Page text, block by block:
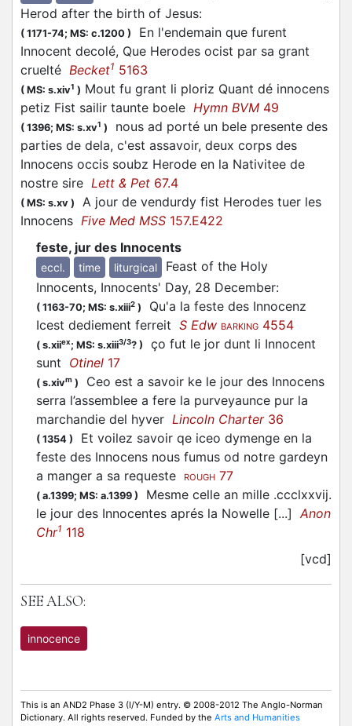
Herod after the birth of Jesus:
( 1171-74; MS: c.1200 )
En l'endemain que furent
Innocent decolé, Que Herodes ocist par sa grant
cruelté Becket1 5163
( MS: s.xiv1 ) Mout fu grant li ploriz Quant dé innocens
petiz Fist sailir taunte boele Hymn BVM 49
( 1396; MS: s.xv1 )
nous ad porté un bele presente des
parties de dela, c'est assavoir, deux corps des
Innocens occis soubz Herode en la Nativitee de
nostre sire Lett & Pet 67.4
( MS: s.xv )
A jour de vendurdy fist Herodes tuer les
Innocens Five Med MSS 157.E422
feste, jur des Innocents
eccl. time liturgical
Feast of the Holy
Innocents, Innocents' Day, 28 December:
( 1163-70; MS: s.xiii2 )
Qu'a la feste des Innocenz
Icest dediement ferreit S Edw BARKING 4554
( s.xiiex; MS: s.xiii3/3? )
ço fut le jor dunt li Innocent
sunt Otinel 17
( s.xivm )
Ceo est a savoir ke le jour des Innocens
serra l’assemblee a fere la purveyaunce pur la
marchandie del hyver Lincoln Charter36
( 1354 )
Et voilez savoir qe iceo dymenge en la
feste des Innocens nous fumus od notre gardeyn
a manger a sa requeste
ROUGH 77
( a.1399; MS: a.1399 )
Mesme celle an mille .ccclxxvij.
le jour des Innocentes aprés la Nowelle [...] Anon
Chr1 118
[vcd]
SEE ALSO:
innocence
This is an AND2 Phase 3 (I/Y-M) entry. © 2008-2012 The Anglo-Norman
Dictionary. All rights reserved. Funded by the Arts and Humanities